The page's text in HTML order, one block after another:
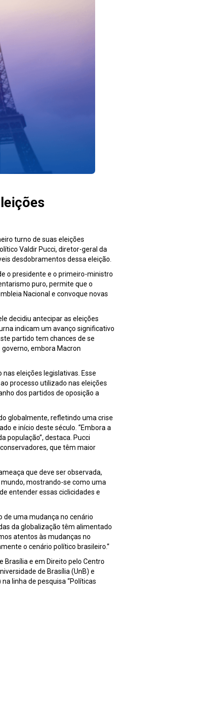
turno de suas eleições
Valdir Pucci, diretor-geral da
desdobramentos dessa eleição.
o presidente e o primeiro-ministro
puro, permite que o
Nacional e convoque novas
decidiu antecipar as eleições
indicam um avanço significativo
partido tem chances de se
embora Macron
eleições legislativas. Esse
processo utilizado nas eleições
dos partidos de oposição a
globalmente, refletindo uma crise
e início deste século. “Embora a
população”, destaca. Pucci
que têm maior
que deve ser observada,
mostrando-se como uma
entender essas ciclicidades e
de uma mudança no cenário
da globalização têm alimentado
atentos às mudanças no
o cenário político brasileiro.”
Brasília e em Direito pelo Centro
de Brasília (UnB) e
linha de pesquisa “Políticas